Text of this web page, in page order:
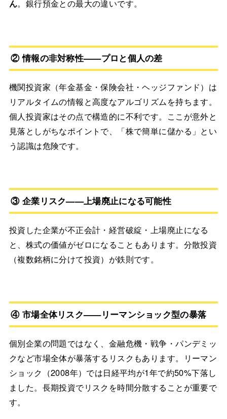
ん。銀行預金との最大の違いです。
② 情報の非対称性——プロと個人の差
機関投資家（年金基金・保険会社・ヘッジファンド）は
リアルタイムの情報と高度なアルゴリズムを持ちます。
個人投資家はその点で構造的に不利です。ここが意外と
見落としがちなポイントで、「株で簡単に儲かる」とい
う認識は危険です。
③ 企業リスク——上場廃止になる可能性
投資した企業が不正会計・経営破綻・上場廃止になる
と、株式の価値がゼロになることもあります。分散投資
（複数銘柄に分けて投資）が鉄則です。
④ 市場全体リスク——リーマンショック型の暴落
個別企業の問題ではなく、金融危機・戦争・パンデミッ
クなど市場全体が暴落するリスクもあります。リーマン
ショック（2008年）では日経平均が1年で約50%下落し
ました。長期投資でリスクを時間分散することが重要で
す。